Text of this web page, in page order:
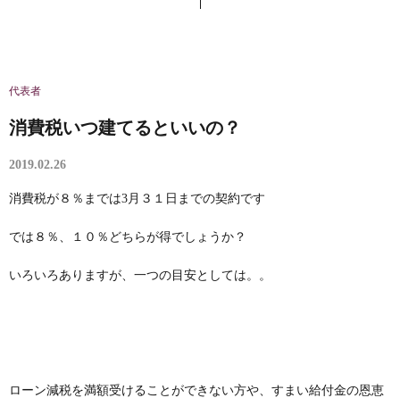
代表者
消費税いつ建てるといいの？
2019.02.26
消費税が８％までは3月３１日までの契約です
では８％、１０％どちらが得でしょうか？
いろいろありますが、一つの目安としては。。
ローン減税を満額受けることができない方や、すまい給付金の恩恵